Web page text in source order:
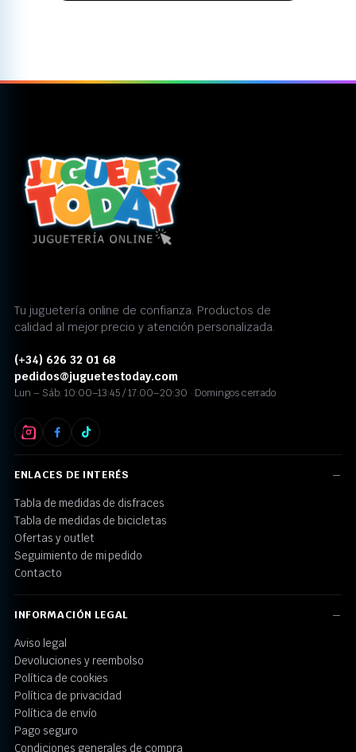
Tu juguetería online de confianza. Productos de
calidad al mejor precio y atención personalizada.
(+34) 626 32 01 68
pedidos@juguetestoday.com
Lun – Sáb: 10:00–13:45 / 17:00–20:30 · Domingos cerrado
ENLACES DE INTERÉS
Tabla de medidas de disfraces
Tabla de medidas de bicicletas
Ofertas y outlet
Seguimiento de mi pedido
Contacto
INFORMACIÓN LEGAL
Aviso legal
Devoluciones y reembolso
Política de cookies
Política de privacidad
Política de envío
Pago seguro
Condiciones generales de compra